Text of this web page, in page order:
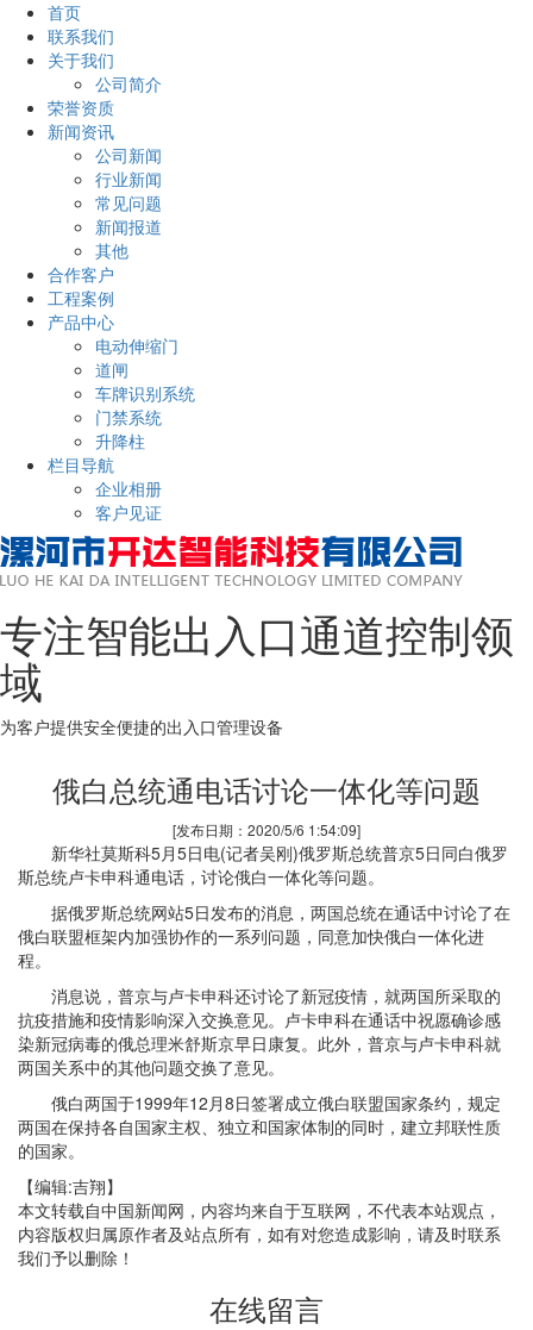
首页
联系我们
关于我们
公司简介
荣誉资质
新闻资讯
公司新闻
行业新闻
常见问题
新闻报道
其他
合作客户
工程案例
产品中心
电动伸缩门
道闸
车牌识别系统
门禁系统
升降柱
栏目导航
企业相册
客户见证
专注智能出入口通道控制领
域
为客户提供安全便捷的出入口管理设备
俄白总统通电话讨论一体化等问题
[发布日期：2020/5/6 1:54:09]
新华社莫斯科5月5日电(记者吴刚)俄罗斯总统普京5日同白俄罗
斯总统卢卡申科通电话，讨论俄白一体化等问题。
据俄罗斯总统网站5日发布的消息，两国总统在通话中讨论了在
俄白联盟框架内加强协作的一系列问题，同意加快俄白一体化进
程。
消息说，普京与卢卡申科还讨论了新冠疫情，就两国所采取的
抗疫措施和疫情影响深入交换意见。卢卡申科在通话中祝愿确诊感
染新冠病毒的俄总理米舒斯京早日康复。此外，普京与卢卡申科就
两国关系中的其他问题交换了意见。
俄白两国于1999年12月8日签署成立俄白联盟国家条约，规定
两国在保持各自国家主权、独立和国家体制的同时，建立邦联性质
的国家。
【编辑:吉翔】
本文转载自中国新闻网，内容均来自于互联网，不代表本站观点，
内容版权归属原作者及站点所有，如有对您造成影响，请及时联系
我们予以删除！
在线留言